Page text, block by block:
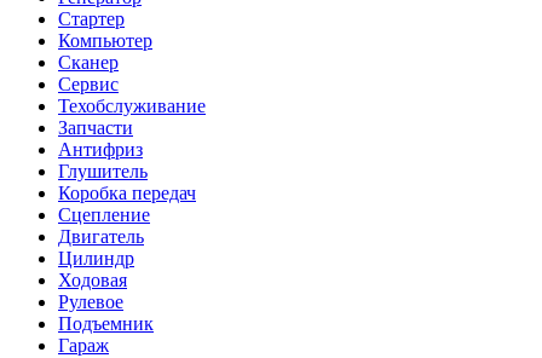
Стартер
Компьютер
Сканер
Сервис
Техобслуживание
Запчасти
Антифриз
Глушитель
Коробка передач
Сцепление
Двигатель
Цилиндр
Ходовая
Рулевое
Подъемник
Гараж